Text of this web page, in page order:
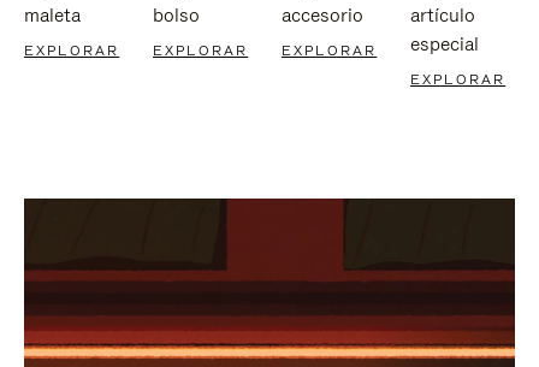
maleta
EXPLORAR
bolso
EXPLORAR
accesorio
EXPLORAR
artículo
especial
EXPLORAR